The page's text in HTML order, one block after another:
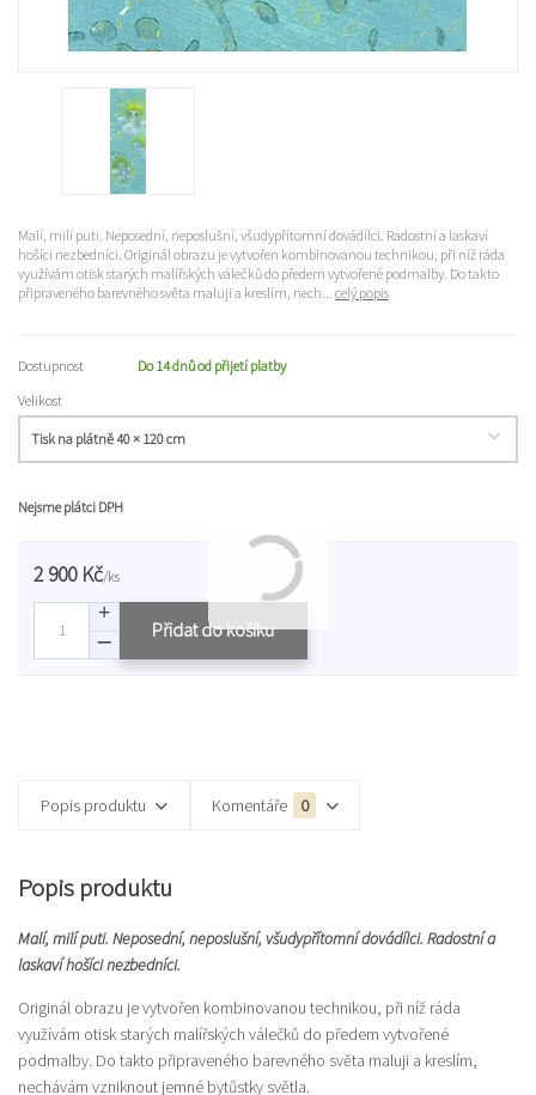
Malí, milí puti. Neposední, neposlušní, všudypřítomní dovádílci. Radostní a laskaví
hošíci nezbedníci. Originál obrazu je vytvořen kombinovanou technikou, při níž ráda
využívám otisk starých malířských válečků do předem vytvořené podmalby. Do takto
připraveného barevného světa maluji a kreslím, nech... celý popis
Dostupnost
Do 14 dnů od přijetí platby
Velikost
Nejsme plátci DPH
2 900 Kč/ks
Přidat do košíku
Popis produktu Komentáře 0
Popis produktu
Malí, milí puti. Neposední, neposlušní, všudypřítomní dovádílci. Radostní a
laskaví hošíci nezbedníci.
Originál obrazu je vytvořen kombinovanou technikou, při níž ráda
využívám otisk starých malířských válečků do předem vytvořené
podmalby. Do takto připraveného barevného světa maluji a kreslím,
nechávám vzniknout jemné bytůstky světla.